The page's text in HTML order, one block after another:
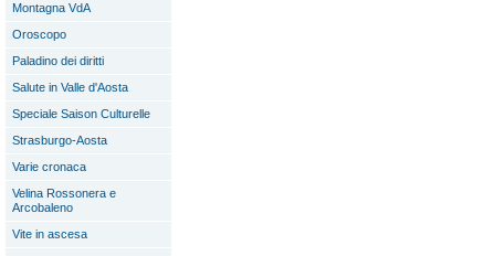
Montagna VdA
Oroscopo
Paladino dei diritti
Salute in Valle d'Aosta
Speciale Saison Culturelle
Strasburgo-Aosta
Varie cronaca
Velina Rossonera e
Arcobaleno
Vite in ascesa